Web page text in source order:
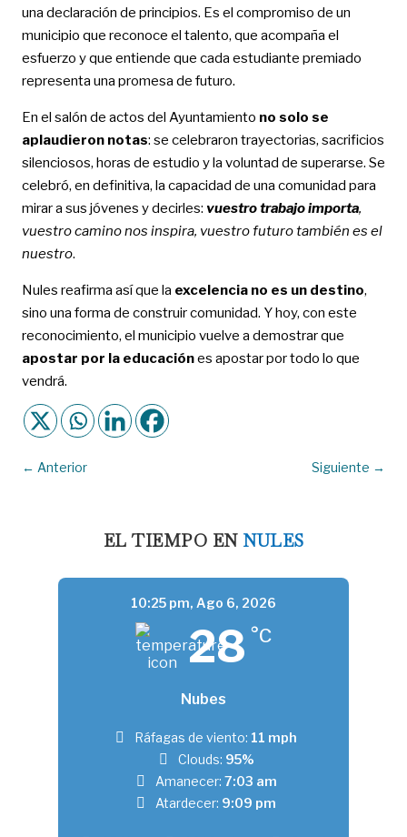
una declaración de principios. Es el compromiso de un
municipio que reconoce el talento, que acompaña el
esfuerzo y que entiende que cada estudiante premiado
representa una promesa de futuro.
En el salón de actos del Ayuntamiento no solo se
aplaudieron notas: se celebraron trayectorias, sacrificios
silenciosos, horas de estudio y la voluntad de superarse. Se
celebró, en definitiva, la capacidad de una comunidad para
mirar a sus jóvenes y decirles: vuestro trabajo importa,
vuestro camino nos inspira, vuestro futuro también es el
nuestro.
Nules reafirma así que la excelencia no es un destino,
sino una forma de construir comunidad. Y hoy, con este
reconocimiento, el municipio vuelve a demostrar que
apostar por la educaciónes apostar por todo lo que
vendrá.
← Anterior Siguiente →
EL TIEMPO EN NULES
10:25 pm, Ago 6, 2026
28 °C
Nubes
Ráfagas de viento: 11 mph
Clouds: 95%
Amanecer: 7:03 am
Atardecer: 9:09 pm